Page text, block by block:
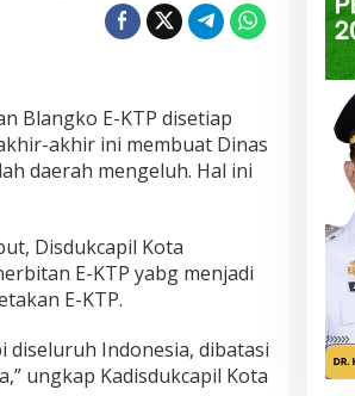
Blangko E-KTP disetiap
akhir ini membuat Dinas
daerah mengeluh. Hal ini
Disdukcapil Kota
E-KTP yabg menjadi
E-KTP.
diseluruh Indonesia, dibatasi
ungkap Kadisdukcapil Kota